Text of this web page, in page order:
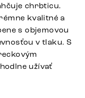
chrbticu.
kvalitné a
s objemovou
v tlaku. S
užívať